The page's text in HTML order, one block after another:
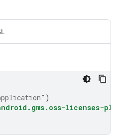
)
licenses-